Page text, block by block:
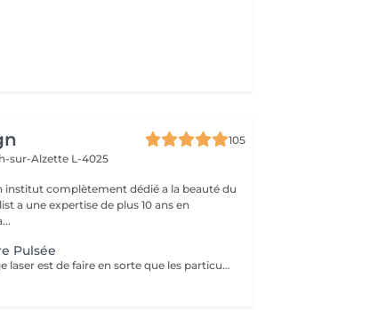
105
sur-Alzette L-4025
institut complètement dédié a la beauté du
a une expertise de plus 10 ans en
Pulsée
L'objectif du détatouage laser est de faire en sorte que les particules d'encre soient digérables par l'organisme. Ainsi le faisceau d'énergie du laser vise le pigment et permet de le faire éclater. Il va ensuite être éliminé par les globules blancs. La quantité de séances dépendra du type d'encre, de la peau et de la technique utilisée par le professionnel qui a réalisé votre tatouage des sourcils. seulement un mois apres la première séance la praticienne pourra déterminer le numéro de séances nécessaires, dans. certaines cas une seule séance suffit comme dans certains outres nous pouvons besoin de trois ou plus. Les poils peuvent temporairement devenir blancs "en raison de l'élimination des pigments" explique l'experte. Cette décoloration est courante et temporaire (en quelques jours seulement, les sourcils retrouvent leur couleur d'origine).